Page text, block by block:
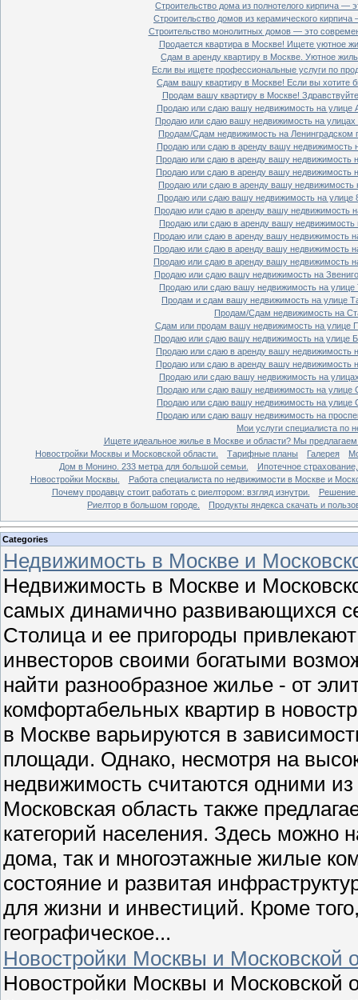
Строительство дома из полнотелого кирпича —
Строительство домов из керамического
Строительство монолитных домов — это
Продается квартира в Москве! Ищете уютное
Сдам в аренду квартиру в Москве. Уютное
Если вы ищете профессиональные услуги по
Сдам вашу квартиру в Москве! Если вы хотите
Продам вашу квартиру в Москве!
Продаю или сдаю вашу недвижимость на улице
Продаю или сдаю вашу недвижимость на
Продам/Сдам недвижимость на Ленинградском
Продаю или сдаю в аренду вашу недвижимость
Продаю или сдаю в аренду вашу недвижимость
Продаю или сдаю в аренду вашу недвижимость
Продаю или сдаю в аренду вашу недвижимость
Продаю или сдаю вашу недвижимость на улице
Продаю или сдаю в аренду вашу недвижимость
Продаю или сдаю в аренду вашу недвижимость
Продаю или сдаю в аренду вашу недвижимость
Продаю или сдаю в аренду вашу недвижимость
Продаю или сдаю в аренду вашу недвижимость
Продаю или сдаю вашу недвижимость на
Продаю или сдаю вашу недвижимость на улице
Продам и сдам вашу недвижимость на улице
Продам/Сдам недвижимость на
Сдам или продам вашу недвижимость на улице
Продаю или сдаю вашу недвижимость на улице
Продаю или сдаю в аренду вашу недвижимость
Продаю или сдаю в аренду вашу недвижимость
Продаю или сдаю вашу недвижимость на
Продаю или сдаю вашу недвижимость на улице
Продаю или сдаю вашу недвижимость на улице
Продаю или сдаю вашу недвижимость на
Мои услуги специалиста по
Ищете идеальное жилье в Москве и области? Мы
Новостройки Москвы и Московской области.
Тарифные планы Галерея
Дом в Монино. 233 метра для большой семьи.
Ипотечное
Новостройки Москвы.
Работа специалиста по недвижимости в Москве и
Почему продавцу стоит работать с риелтором: взгляд изнутри.
Решение
Риелтор в большом городе.
Продукты яндекса скачать и
Categories
Недвижимость в Москве и
Недвижимость в Москве и
самых динамично развивающихся
Столица и ее пригороды
инвесторов своими богатыми
найти разнообразное жилье - от
комфортабельных квартир в
в Москве варьируются в
площади. Однако, несмотря на
недвижимость считаются одними
Московская область также
категорий населения. Здесь можно
дома, так и многоэтажные жилые
состояние и развитая
для жизни и инвестиций. Кроме
географическое...
Новостройки Москвы и Московской
Новостройки Москвы и Московской